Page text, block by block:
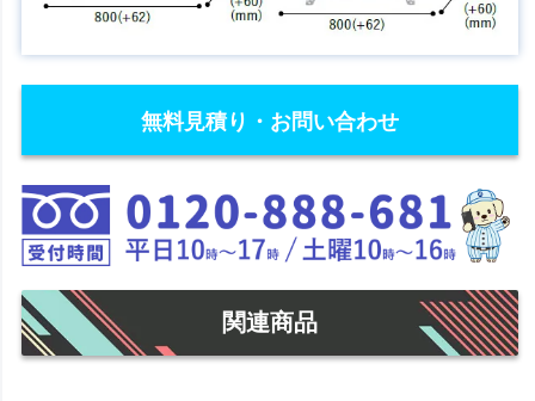
無料見積り・お問い合わせ
関連商品